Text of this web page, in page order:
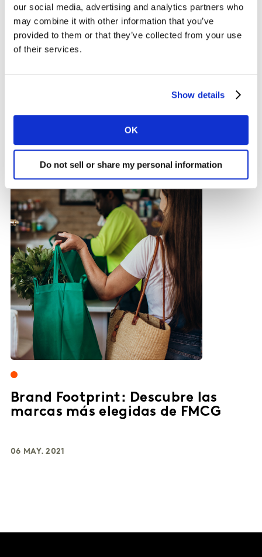
our social media, advertising and analytics partners who
may combine it with other information that you’ve
provided to them or that they’ve collected from your use
of their services.
Show details
OK
Do not sell or share my personal information
La efectividad de la publicidad en
México
17 MAY. 2021
Brand Footprint: Descubre las
marcas más elegidas de FMCG
06 MAY. 2021